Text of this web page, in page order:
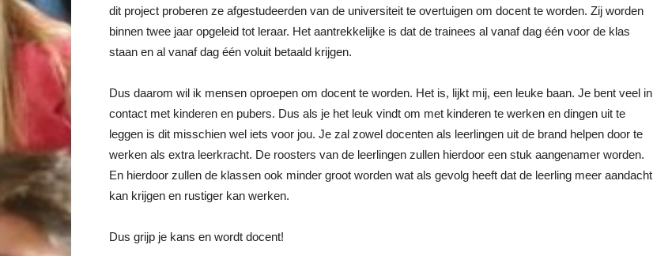
dit project proberen ze afgestudeerden van de universiteit te overtuigen om docent te worden. Zij worden
binnen twee jaar opgeleid tot leraar. Het aantrekkelijke is dat de trainees al vanaf dag één voor de klas
staan en al vanaf dag één voluit betaald krijgen.
Dus daarom wil ik mensen oproepen om docent te worden. Het is, lijkt mij, een leuke baan. Je bent veel in
contact met kinderen en pubers. Dus als je het leuk vindt om met kinderen te werken en dingen uit te
leggen is dit misschien wel iets voor jou. Je zal zowel docenten als leerlingen uit de brand helpen door te
werken als extra leerkracht. De roosters van de leerlingen zullen hierdoor een stuk aangenamer worden.
En hierdoor zullen de klassen ook minder groot worden wat als gevolg heeft dat de leerling meer aandacht
kan krijgen en rustiger kan werken.
Dus grijp je kans en wordt docent!